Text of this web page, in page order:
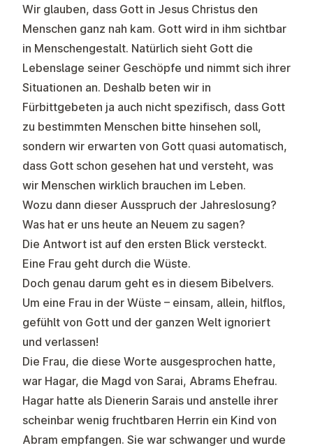
Wir glauben, dass Gott in Jesus Christus den
Menschen ganz nah kam. Gott wird in ihm sichtbar
in Menschengestalt. Natürlich sieht Gott die
Lebenslage seiner Geschöpfe und nimmt sich ihrer
Situationen an. Deshalb beten wir in
Fürbittgebeten ja auch nicht spezifisch, dass Gott
zu bestimmten Menschen bitte hinsehen soll,
sondern wir erwarten von Gott quasi automatisch,
dass Gott schon gesehen hat und versteht, was
wir Menschen wirklich brauchen im Leben.
Wozu dann dieser Ausspruch der Jahreslosung?
Was hat er uns heute an Neuem zu sagen?
Die Antwort ist auf den ersten Blick versteckt.
Eine Frau geht durch die Wüste.
Doch genau darum geht es in diesem Bibelvers.
Um eine Frau in der Wüste – einsam, allein, hilflos,
gefühlt von Gott und der ganzen Welt ignoriert
und verlassen!
Die Frau, die diese Worte ausgesprochen hatte,
war Hagar, die Magd von Sarai, Abrams Ehefrau.
Hagar hatte als Dienerin Sarais und anstelle ihrer
scheinbar wenig fruchtbaren Herrin ein Kind von
Abram empfangen. Sie war schwanger und wurde